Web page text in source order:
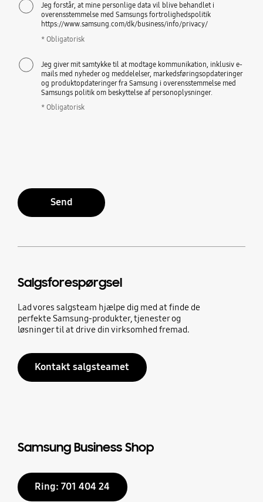
Jeg forstår, at mine personlige data vil blive behandlet i
overensstemmelse med Samsungs fortrolighedspolitik
https://www.samsung.com/dk/business/info/privacy/
* Obligatorisk
Jeg giver mit samtykke til at modtage kommunikation, inklusiv e-
mails med nyheder og meddelelser, markedsføringsopdateringer
og produktopdateringer fra Samsung i overensstemmelse med
Samsungs politik om beskyttelse af personoplysninger.
* Obligatorisk
Send
Salgsforespørgsel
Lad vores salgsteam hjælpe dig med at finde de
perfekte Samsung-produkter, tjenester og
løsninger til at drive din virksomhed fremad.
Kontakt salgsteamet
Samsung Business Shop
Ring: 701 404 24